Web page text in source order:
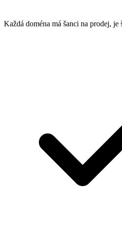
Každá doména má šanci na prodej, je